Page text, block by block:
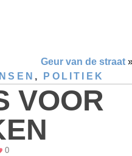
Geur van de straat
, POLITIEK
VOOR
0